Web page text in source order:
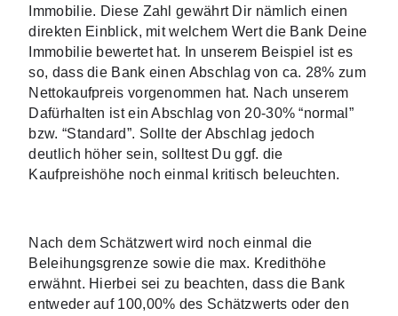
Immobilie. Diese Zahl gewährt Dir nämlich einen
direkten Einblick, mit welchem Wert die Bank Deine
Immobilie bewertet hat. In unserem Beispiel ist es
so, dass die Bank einen Abschlag von ca. 28% zum
Nettokaufpreis vorgenommen hat. Nach unserem
Dafürhalten ist ein Abschlag von 20-30% “normal”
bzw. “Standard”. Sollte der Abschlag jedoch
deutlich höher sein, solltest Du ggf. die
Kaufpreishöhe noch einmal kritisch beleuchten.
Nach dem Schätzwert wird noch einmal die
Beleihungsgrenze sowie die max. Kredithöhe
erwähnt. Hierbei sei zu beachten, dass die Bank
entweder auf 100,00% des Schätzwerts oder den